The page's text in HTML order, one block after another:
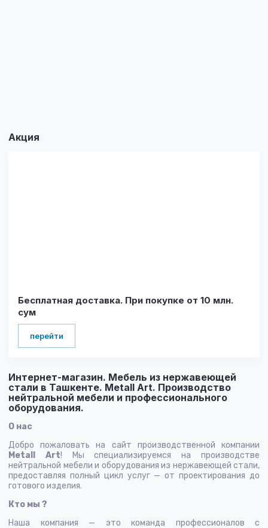
Акция
Бесплатная доставка. При покупке от 10 млн.
сум
перейти
Интернет-магазин. Мебель из нержавеющей
стали в Ташкенте. Metall Art. Производство
нейтральной мебели и профессионального
оборудования.
О нас
Добро пожаловать на сайт производственной компании
Metall Art! Мы специализируемся на производстве
нейтральной мебели и оборудования из нержавеющей стали,
предоставляя полный цикл услуг — от проектирования до
готового изделия.
Кто мы ?
Наша компания — это команда профессионалов с